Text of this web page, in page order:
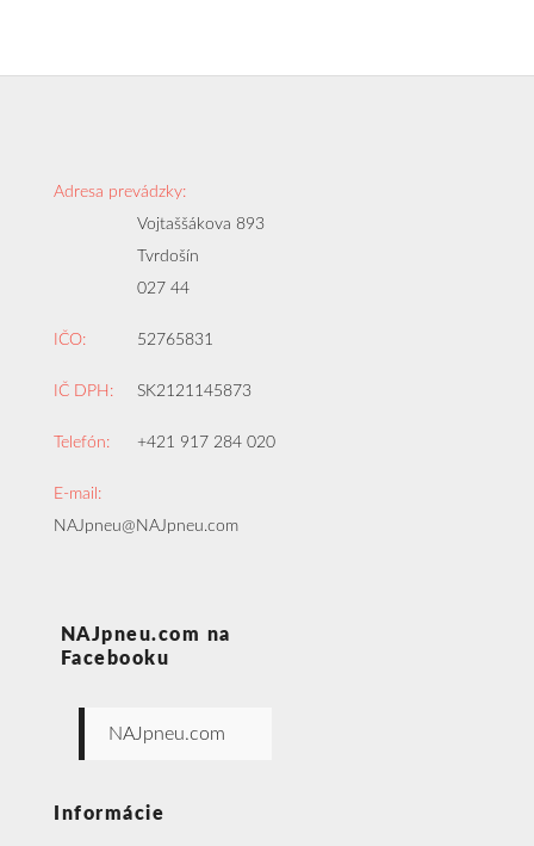
Adresa prevádzky:
Vojtaššákova 893
Tvrdošín
027 44
IČO: 52765831
IČ DPH: SK2121145873
Telefón: +421 917 284 020
E-mail:
NAJpneu@NAJpneu.com
NAJpneu.com na
Facebooku
NAJpneu.com
Informácie